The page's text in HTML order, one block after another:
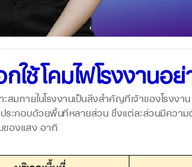
กใช้โคมไฟโรงงานอย่
ภายในโรงงานเป็นสิ่งสำคัญที่เจ้าของโรงงา
ระกอบด้วยพื้นที่หลายส่วน ซึ่งแต่ละส่วนมีคว
ของแสง อาทิ